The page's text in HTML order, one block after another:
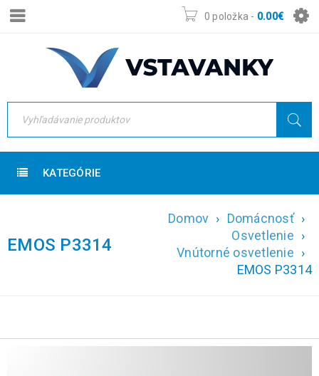
0 položka - 0.00€
KATEGÓRIE
EMOS P3314
Domov › Domácnosť ›
Osvetlenie ›
Vnútorné osvetlenie ›
EMOS P3314